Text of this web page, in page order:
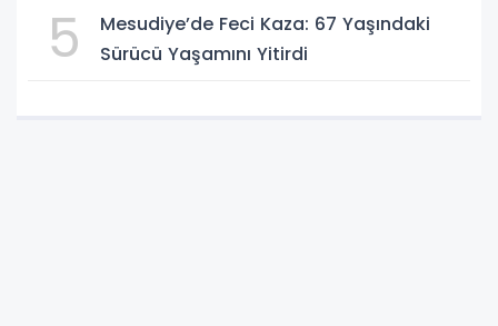
5
Mesudiye’de Feci Kaza: 67 Yaşındaki
Sürücü Yaşamını Yitirdi